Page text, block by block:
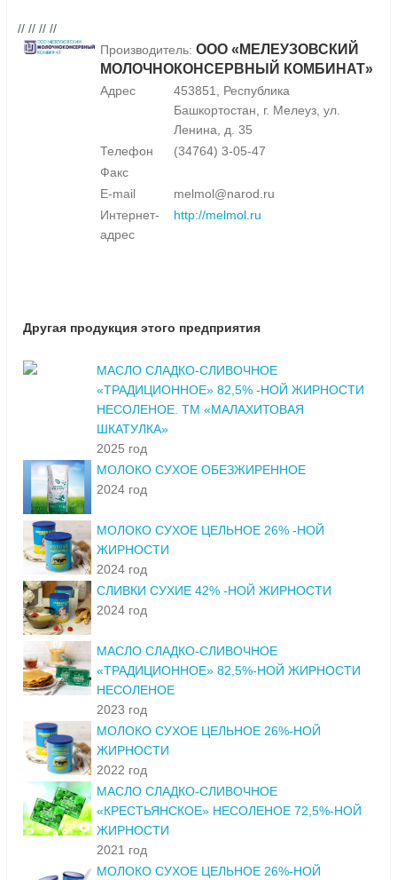
// // // //
Производитель: ООО «МЕЛЕУЗОВСКИЙ
МОЛОЧНОКОНСЕРВНЫЙ КОМБИНАТ»
Адрес
453851, Республика
Башкортостан, г. Мелеуз, ул.
Ленина, д. 35
Телефон
(34764) 3-05-47
Факс
E-mail
melmol@narod.ru
Интернет-
адрес
http://melmol.ru
Другая продукция этого предприятия
МАСЛО СЛАДКО-СЛИВОЧНОЕ
«ТРАДИЦИОННОЕ» 82,5% -НОЙ ЖИРНОСТИ
НЕСОЛЕНОЕ. ТМ «МАЛАХИТОВАЯ
ШКАТУЛКА»
2025 год
МОЛОКО СУХОЕ ОБЕЗЖИРЕННОЕ
2024 год
МОЛОКО СУХОЕ ЦЕЛЬНОЕ 26% -НОЙ
ЖИРНОСТИ
2024 год
СЛИВКИ СУХИЕ 42% -НОЙ ЖИРНОСТИ
2024 год
МАСЛО СЛАДКО-СЛИВОЧНОЕ
«ТРАДИЦИОННОЕ» 82,5%-НОЙ ЖИРНОСТИ
НЕСОЛЕНОЕ
2023 год
МОЛОКО СУХОЕ ЦЕЛЬНОЕ 26%-НОЙ
ЖИРНОСТИ
2022 год
МАСЛО СЛАДКО-СЛИВОЧНОЕ
«КРЕСТЬЯНСКОЕ» НЕСОЛЕНОЕ 72,5%-НОЙ
ЖИРНОСТИ
2021 год
МОЛОКО СУХОЕ ЦЕЛЬНОЕ 26%-НОЙ